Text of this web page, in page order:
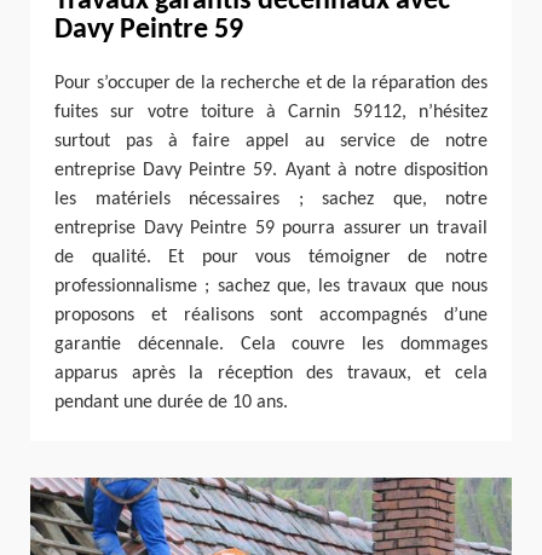
Davy Peintre 59
Pour s’occuper de la recherche et de la réparation des
fuites sur votre toiture à Carnin 59112, n’hésitez
surtout pas à faire appel au service de notre
entreprise Davy Peintre 59. Ayant à notre disposition
les matériels nécessaires ; sachez que, notre
entreprise Davy Peintre 59 pourra assurer un travail
de qualité. Et pour vous témoigner de notre
professionnalisme ; sachez que, les travaux que nous
proposons et réalisons sont accompagnés d’une
garantie décennale. Cela couvre les dommages
apparus après la réception des travaux, et cela
pendant une durée de 10 ans.